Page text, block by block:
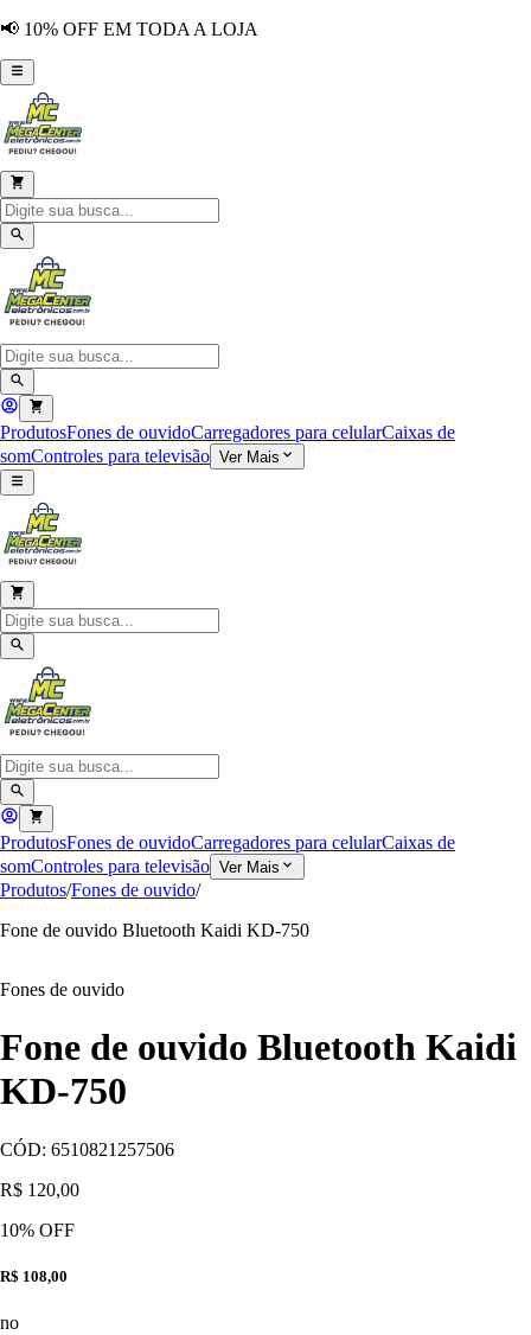
📢 10% OFF EM TODA A LOJA
ProdutosFones de ouvidoCarregadores para celularCaixas de
somControles para televisão Ver Mais
ProdutosFones de ouvidoCarregadores para celularCaixas de
somControles para televisão Ver Mais
Produtos/Fones de ouvido/
Fone de ouvido Bluetooth Kaidi KD-750
Fones de ouvido
Fone de ouvido Bluetooth Kaidi
KD-750
CÓD: 6510821257506
R$ 120,00
10% OFF
R$ 108,00
no